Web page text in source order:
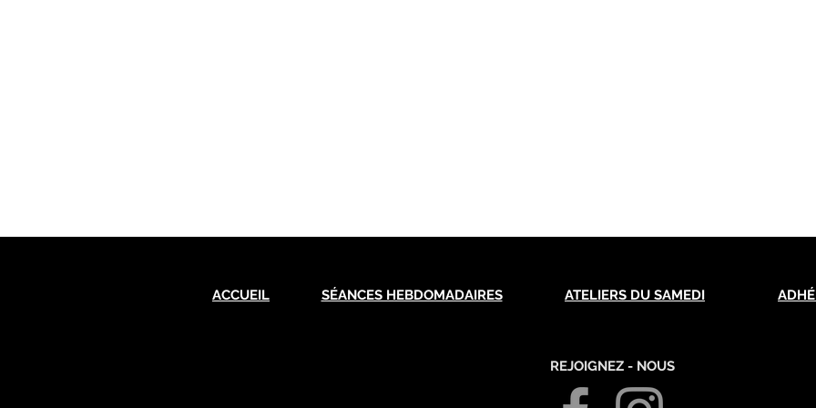
ACCUEIL SÉANCES HEBDOMADAIRES ATELIERS DU SAMEDI
REJOIGNEZ - NOUS